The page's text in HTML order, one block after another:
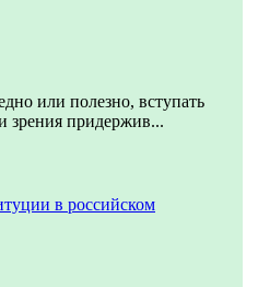
или полезно, вступать
зрения придержив...
в российском